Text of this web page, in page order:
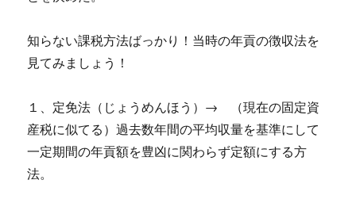
知らない課税方法ばっかり！当時の年貢の徴収法を
見てみましょう！
１、定免法（じょうめんほう）→ （現在の固定資
産税に似てる）過去数年間の平均収量を基準にして
一定期間の年貢額を豊凶に関わらず定額にする方
法。